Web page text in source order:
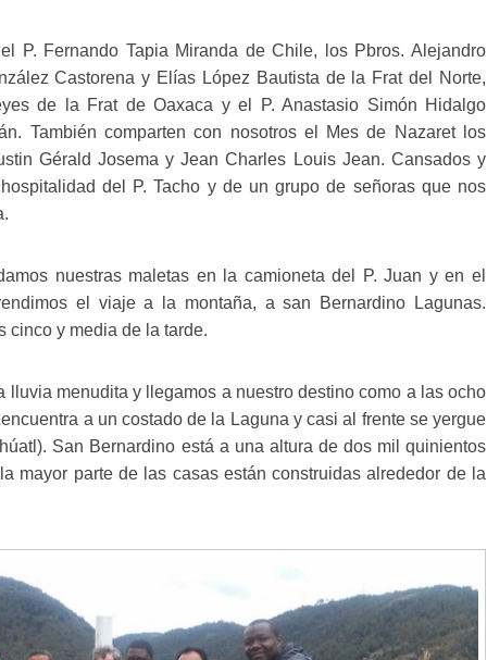
P. Fernando Tapia Miranda de Chile, los Pbros. Alejandro
Castorena y Elías López Bautista de la Frat del Norte,
de la Frat de Oaxaca y el P. Anastasio Simón Hidalgo
También comparten con nosotros el Mes de Nazaret los
Gérald Josema y Jean Charles Louis Jean. Cansados y
del P. Tacho y de un grupo de señoras que nos
nuestras maletas en la camioneta del P. Juan y en el
el viaje a la montaña, a san Bernardino Lagunas.
cinco y media de la tarde.
lluvia menudita y llegamos a nuestro destino como a las ocho
a un costado de la Laguna y casi al frente se yergue
San Bernardino está a una altura de dos mil quinientos
mayor parte de las casas están construidas alrededor de la